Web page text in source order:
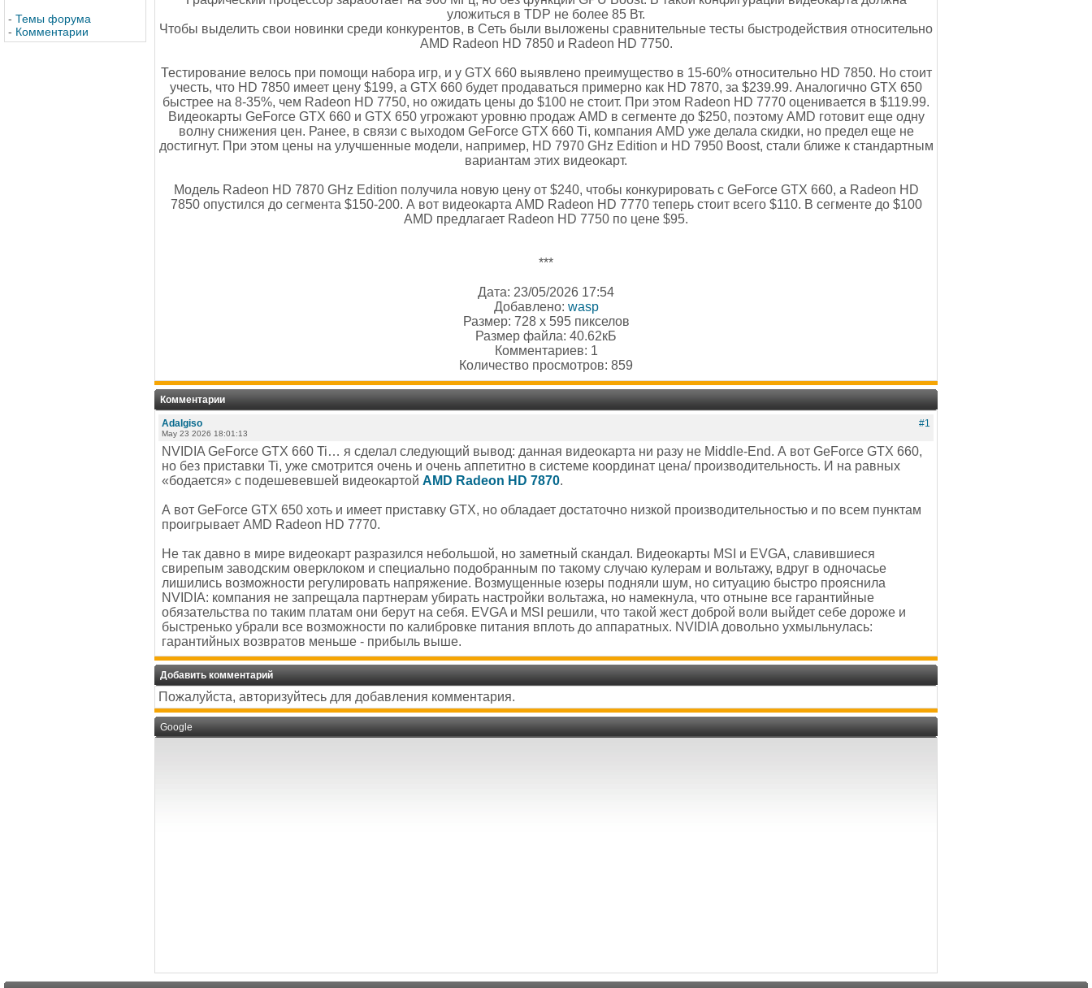
- Темы форума
- Комментарии
уложиться в TDP не более 85 Вт.
Чтобы выделить свои новинки среди конкурентов, в Сеть были выложены сравнительные тесты быстродействия относительно
AMD Radeon HD 7850 и Radeon HD 7750.
Тестирование велось при помощи набора игр, и у GTX 660 выявлено преимущество в 15-60% относительно HD 7850. Но стоит
учесть, что HD 7850 имеет цену $199, a GTX 660 будет продаваться примерно как HD 7870, за $239.99. Аналогично GTX 650
быстрее на 8-35%, чем Radeon HD 7750, но ожидать цены до $100 не стоит. При этом Radeon HD 7770 оценивается в $119.99.
Видеокарты GeForce GTX 660 и GTX 650 угрожают уровню продаж AMD в сегменте до $250, поэтому AMD готовит еще одну
волну снижения цен. Ранее, в связи с выходом GeForce GTX 660 Ti, компания AMD уже делала скидки, но предел еще не
достигнут. При этом цены на улучшенные модели, например, HD 7970 GHz Edition и HD 7950 Boost, стали ближе к стандартным
вариантам этих видеокарт.
Модель Radeon HD 7870 GHz Edition получила новую цену от $240, чтобы конкурировать с GeForce GTX 660, a Radeon HD
7850 опустился до сегмента $150-200. А вот видеокарта AMD Radeon HD 7770 теперь стоит всего $110. В сегменте до $100
AMD предлагает Radeon HD 7750 по цене $95.
***
Дата: 23/05/2026 17:54
Добавлено: wasp
Размер: 728 x 595 пикселов
Размер файла: 40.62кБ
Комментариев: 1
Количество просмотров: 859
Комментарии
#1
Adalgiso
May 23 2026 18:01:13
NVIDIA GeForce GTX 660 Ti… я сделал следующий вывод: данная видеокарта ни разу не Middle-End. А вот GeForce GTX 660,
но без приставки Ti, уже смотрится очень и очень аппетитно в системе координат цена/ производительность. И на равных
«бодается» с подешевевшей видеокартой AMD Radeon HD 7870.
А вот GeForce GTX 650 хоть и имеет приставку GTX, но обладает достаточно низкой производительностью и по всем пунктам
проигрывает AMD Radeon HD 7770.
Не так давно в мире видеокарт разразился небольшой, но заметный скандал. Видеокарты MSI и EVGA, славившиеся
свирепым заводским оверклоком и специально подобранным по такому случаю кулерам и вольтажу, вдруг в одночасье
лишились возможности регулировать напряжение. Возмущенные юзеры подняли шум, но ситуацию быстро прояснила
NVIDIA: компания не запрещала партнерам убирать настройки вольтажа, но намекнула, что отныне все гарантийные
обязательства по таким платам они берут на себя. EVGA и MSI решили, что такой жест доброй воли выйдет себе дороже и
быстренько убрали все возможности по калибровке питания вплоть до аппаратных. NVIDIA довольно ухмыльнулась:
гарантийных возвратов меньше - прибыль выше.
Добавить комментарий
Пожалуйста, авторизуйтесь для добавления комментария.
Google